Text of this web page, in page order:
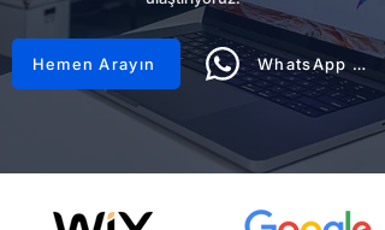
Hemen Arayın WhatsApp Hattı